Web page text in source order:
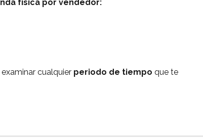
física por vendedor:
cualquier periodo de tiempo que te